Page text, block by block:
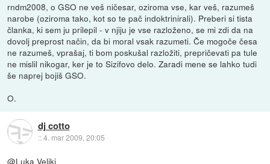
rndm2008, o GSO ne veš ničesar, oziroma vse, kar veš, razumeš
narobe (oziroma tako, kot so te pač indoktrinirali). Preberi si tista
članka, ki sem ju prilepil - v njiju je vse razloženo, se mi zdi da na
dovolj preprost način, da bi moral vsak razumeti. Če mogoče česa
ne razumeš, vprašaj, ti bom poskušal razložiti, prepričevati pa tule
ne mislil nikogar, ker je to Sizifovo delo. Zaradi mene se lahko tudi
še naprej bojiš GSO.
O.
dj cotto
::4. mar 2009, 20:05
@Luka Veliki